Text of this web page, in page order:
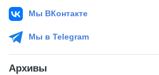
Мы ВКонтакте
Мы в Telegram
Архивы